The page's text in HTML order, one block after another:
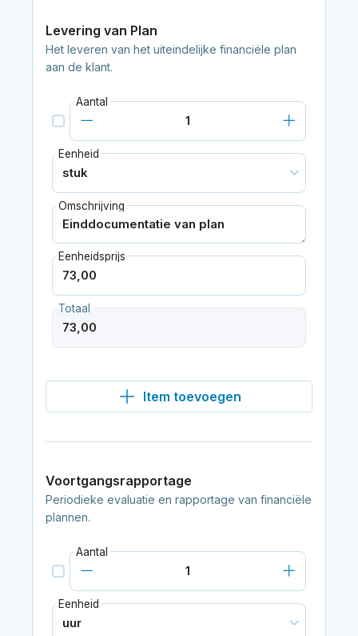
Levering van Plan
Het leveren van het uiteindelijke financiële plan
aan de klant.
Aantal
Eenheid
Omschrijving
Eenheidsprijs
Totaal
Item toevoegen
Voortgangsrapportage
Periodieke evaluatie en rapportage van financiële
plannen.
Aantal
Eenheid